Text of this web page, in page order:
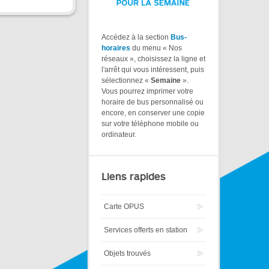
Accédez à la section Bus-
horaires du menu « Nos
réseaux », choisissez la ligne et
l'arrêt qui vous intéressent, puis
sélectionnez « Semaine ».
Vous pourrez imprimer votre
horaire de bus personnalisé ou
encore, en conserver une copie
sur votre téléphone mobile ou
ordinateur.
Liens rapides
Carte OPUS
Services offerts en station
Objets trouvés